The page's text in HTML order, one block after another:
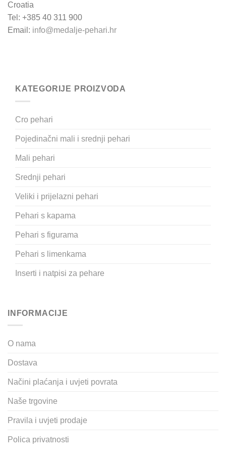
Croatia
Tel: +385 40 311 900
Email: info@medalje-pehari.hr
KATEGORIJE PROIZVODA
Cro pehari
Pojedinačni mali i srednji pehari
Mali pehari
Srednji pehari
Veliki i prijelazni pehari
Pehari s kapama
Pehari s figurama
Pehari s limenkama
Inserti i natpisi za pehare
INFORMACIJE
O nama
Dostava
Načini plaćanja i uvjeti povrata
Naše trgovine
Pravila i uvjeti prodaje
Polica privatnosti